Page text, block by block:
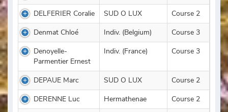
DELFERIER Coralie
SUD O LUX
Course 2
Denmat Chloé
Indiv. (Belgium)
Course 3
Denoyelle-
Parmentier Ernest
Indiv. (France) Course 3
DEPAUE Marc SUD O LUX
Course 2
DERENNE Luc
Hermathenae
Course 2